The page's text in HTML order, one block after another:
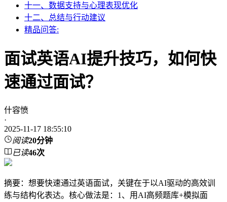
十一、数据支持与心理表现优化
十二、总结与行动建议
精品问答:
面试英语AI提升技巧，如何快
速通过面试？
什容愤
·
2025-11-17 18:55:10
阅读20分钟
已读46次
摘要：想要快速通过英语面试，关键在于以AI驱动的高效训
练与结构化表达。核心做法是：1、用AI高频题库+模拟面